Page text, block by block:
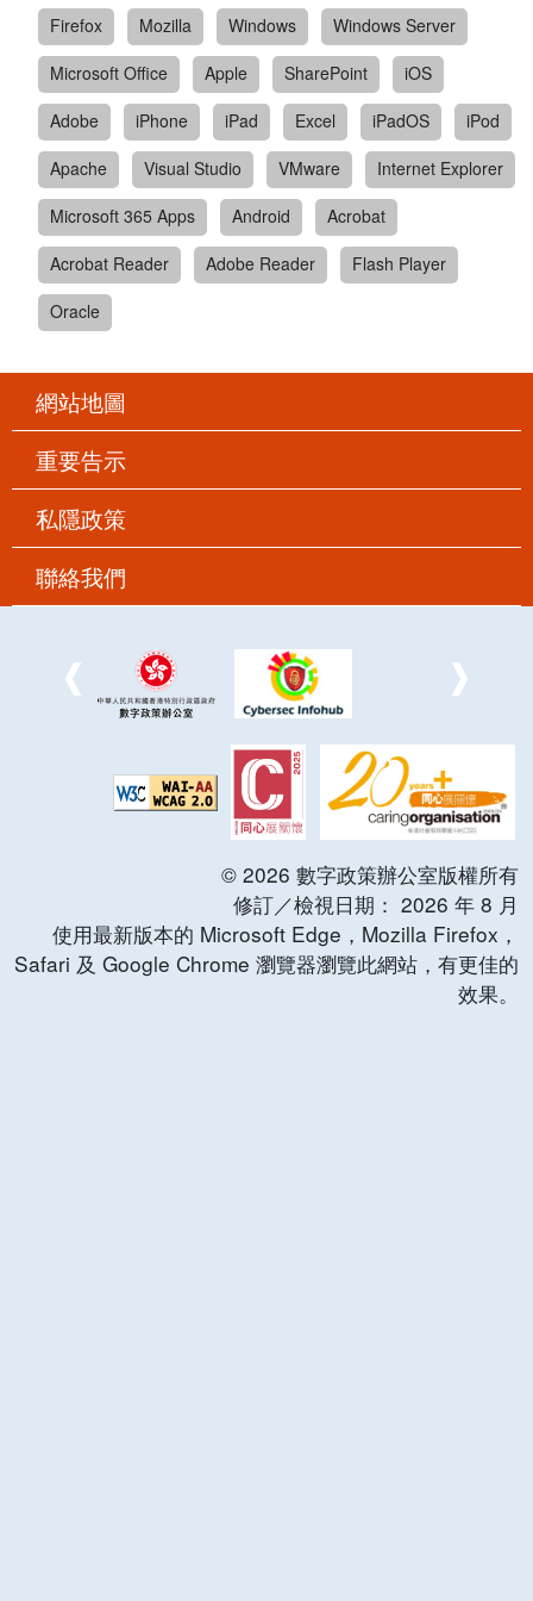
Firefox Mozilla Windows
Windows Server
Microsoft Office
Apple SharePoint
iOS
Adobe
iPhone iPad Excel iPadOS
iPod
Apache
Visual Studio VMware
Internet Explorer
Microsoft 365 Apps
Android
Acrobat
Acrobat Reader
Adobe Reader
Flash Player
Oracle
網站地圖
重要告示
私隱政策
聯絡我們
© 2026 數字政策辦公室版權所有
修訂／檢視日期： 2026 年 8 月
使用最新版本的 Microsoft Edge，Mozilla Firefox，
Safari 及 Google Chrome 瀏覽器瀏覽此網站，有更佳的
效果。